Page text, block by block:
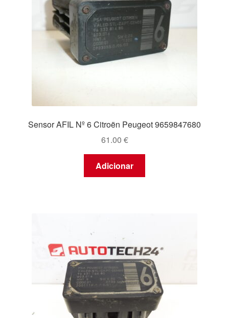
Sensor AFIL Nº 6 Citroën Peugeot 9659847680
61.00 €
Adicionar